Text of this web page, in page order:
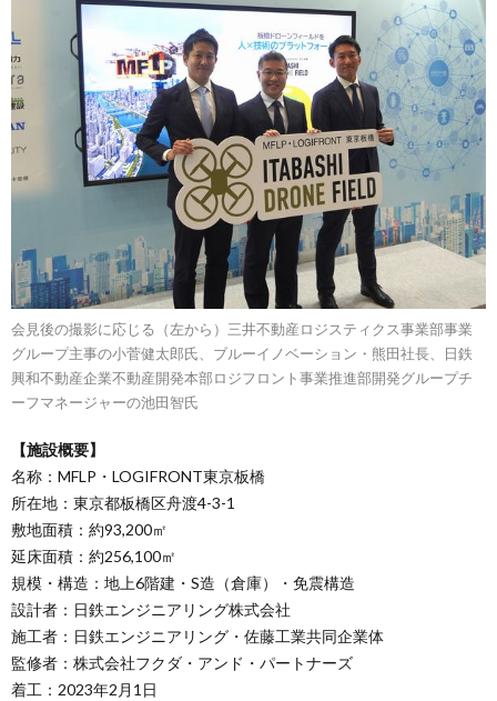
会見後の撮影に応じる（左から）三井不動産ロジスティクス事業部事業
グループ主事の小菅健太郎氏、ブルーイノベーション・熊田社長、日鉄
興和不動産企業不動産開発本部ロジフロント事業推進部開発グループチ
ーフマネージャーの池田智氏
【施設概要】
名称：MFLP・LOGIFRONT東京板橋
所在地：東京都板橋区舟渡4-3-1
敷地面積：約93,200㎡
延床面積：約256,100㎡
規模・構造：地上6階建・S造（倉庫）・免震構造
設計者：日鉄エンジニアリング株式会社
施工者：日鉄エンジニアリング・佐藤工業共同企業体
監修者：株式会社フクダ・アンド・パートナーズ
着工：2023年2月1日